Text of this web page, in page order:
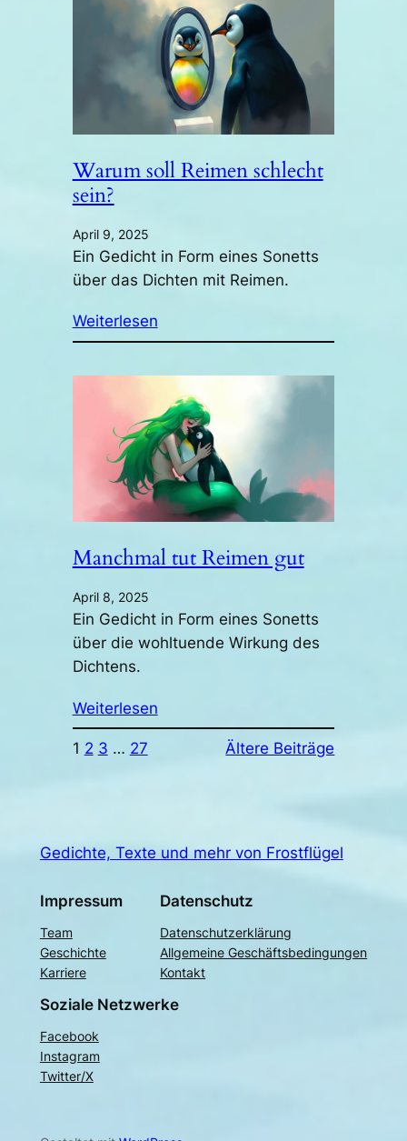
Warum soll Reimen schlecht
sein?
April 9, 2025
Ein Gedicht in Form eines Sonetts
über das Dichten mit Reimen.
Weiterlesen
Manchmal tut Reimen gut
April 8, 2025
Ein Gedicht in Form eines Sonetts
über die wohltuende Wirkung des
Dichtens.
Weiterlesen
1 2 3 … 27 Ältere Beiträge
Gedichte, Texte und mehr von Frostflügel
Impressum
Team
Geschichte
Karriere
Datenschutz
Datenschutzerklärung
Allgemeine Geschäftsbedingungen
Kontakt
Soziale Netzwerke
Facebook
Instagram
Twitter/X